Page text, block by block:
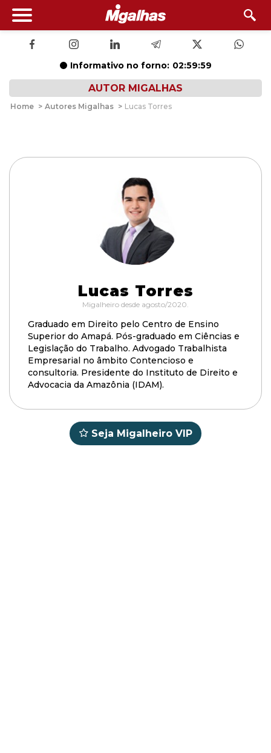
Informativo no forno: 02:59:58
AUTOR MIGALHAS
Home > Autores Migalhas > Lucas Torres
Lucas Torres
Migalheiro desde agosto/2020.
Graduado em Direito pelo Centro de Ensino
Superior do Amapá. Pós-graduado em Ciências e
Legislação do Trabalho. Advogado Trabalhista
Empresarial no âmbito Contencioso e
consultoria. Presidente do Instituto de Direito e
Advocacia da Amazônia (IDAM).
Seja Migalheiro VIP